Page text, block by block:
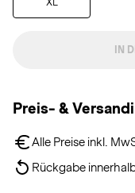
XL
IN
Preis- &
Alle Preise inkl.
Rückgabe